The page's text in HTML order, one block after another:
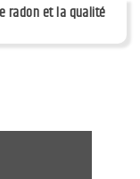
radon et la qualité